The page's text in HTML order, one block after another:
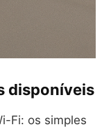
disponíveis
Fi: os simples